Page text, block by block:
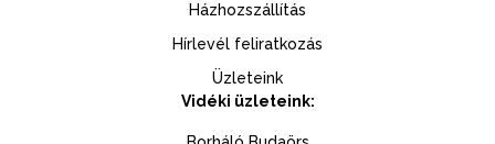
Házhozszállítás
Hírlevél feliratkozás
Üzleteink
Vidéki üzleteink: